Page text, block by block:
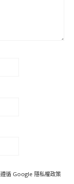
遵循 Google 隱私權政策